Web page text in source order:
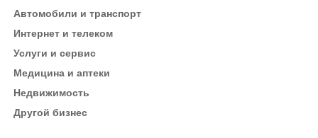
Автомобили и транспорт
Интернет и телеком
Услуги и сервис
Медицина и аптеки
Недвижимость
Другой бизнес